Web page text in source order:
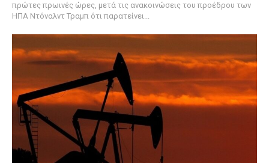
πρώτες πρωινές ώρες, μετά τις ανακοινώσεις του προέδρου των
ΗΠΑ Ντόναλντ Τραμπ ότι παρατείνει...